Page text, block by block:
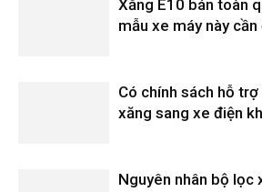
Xăng E10 bán toàn
mẫu xe máy này
Có chính sách hỗ
xăng sang xe điện
Nguyên nhân bộ lọc